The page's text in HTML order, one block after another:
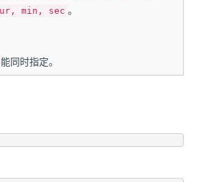
min, sec 。
同时指定。